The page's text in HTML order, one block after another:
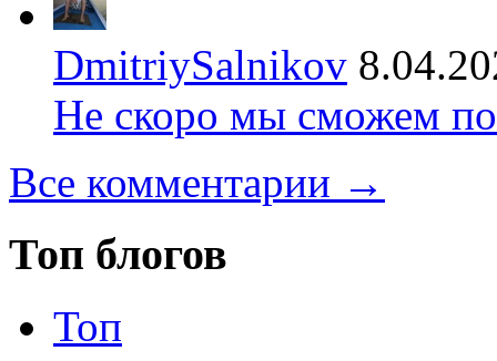
DmitriySalnikov
Не скоро мы сможем
Все комментарии →
Топ блогов
Топ